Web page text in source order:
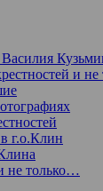
и
г.о.Клин
не только…